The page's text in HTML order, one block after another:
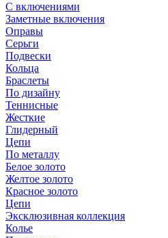
С включениями
Заметные включения
Оправы
Серьги
Подвески
Кольца
Браслеты
По дизайну
Теннисные
Жесткие
Глидерный
Цепи
По металлу
Белое золото
Желтое золото
Красное золото
Цепи
Эксклюзивная коллекция
Колье